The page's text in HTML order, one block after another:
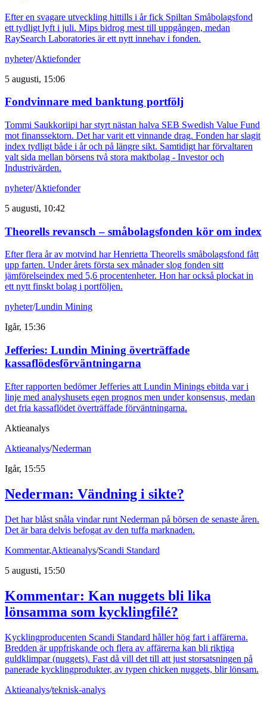
Efter en svagare utveckling hittills i år fick Spiltan Småbolagsfond
ett tydligt lyft i juli. Mips bidrog mest till uppgången, medan
RaySearch Laboratories är ett nytt innehav i fonden.
nyheter/Aktiefonder
5 augusti, 15:06
Fondvinnare med banktung portfölj
Tommi Saukkoriipi har styrt nästan halva SEB Swedish Value Fund
mot finanssektorn. Det har varit ett vinnande drag. Fonden har slagit
index tydligt både i år och på längre sikt. Samtidigt har förvaltaren
valt sida mellan börsens två stora maktbolag - Investor och
Industrivärden.
nyheter/Aktiefonder
5 augusti, 10:42
Theorells revansch – småbolagsfonden kör om index
Efter flera år av motvind har Henrietta Theorells småbolagsfond fått
upp farten. Under årets första sex månader slog fonden sitt
jämförelseindex med 5,6 procentenheter. Hon har också plockat in
ett nytt finskt bolag i portföljen.
nyheter/Lundin Mining
Igår, 15:36
Jefferies: Lundin Mining överträffade
kassaflödesförväntningarna
Efter rapporten bedömer Jefferies att Lundin Minings ebitda var i
linje med analyshusets egen prognos men under konsensus, medan
det fria kassaflödet överträffade förväntningarna.
Aktieanalys
Aktieanalys/Nederman
Igår, 15:55
Nederman: Vändning i sikte?
Det har blåst snåla vindar runt Nederman på börsen de senaste åren.
Det är bara delvis befogat av den tuffa marknaden.
Kommentar,Aktieanalys/Scandi Standard
5 augusti, 15:50
Kommentar: Kan nuggets bli lika
lönsamma som kycklingfilé?
Kycklingproducenten Scandi Standard håller hög fart i affärerna.
Bredden är uppfriskande och flera av affärerna kan bli riktiga
guldklimpar (nuggets). Fast då vill det till att just storsatsningen på
panerade kycklingprodukter, av typen chicken nuggets, blir lönsam.
Aktieanalys/teknisk-analys